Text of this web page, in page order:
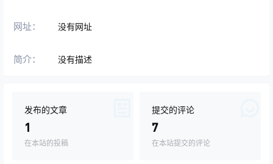
网址： 没有网址
简介： 没有描述
发布的文章
1
在本站的投稿
提交的评论
7
在本站提交的评论